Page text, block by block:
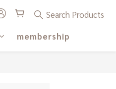
Search Products
membership